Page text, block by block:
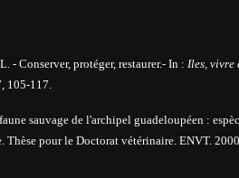
- Conserver, protéger, restaurer.- In : Iles, vivre
105-117.
sauvage de l'archipel guadeloupéen :
Thèse pour le Doctorat vétérinaire. ENVT.